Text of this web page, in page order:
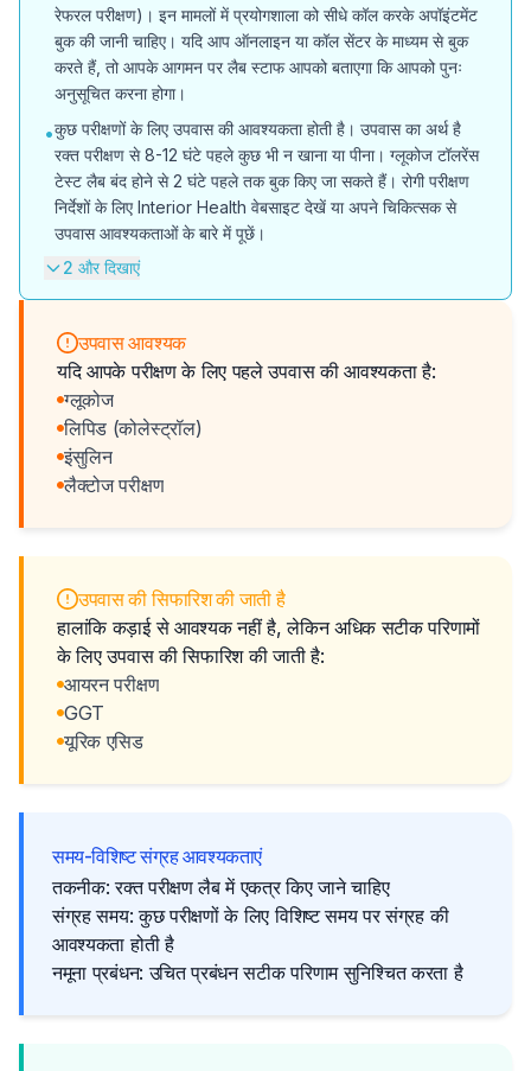
रेफरल परीक्षण)। इन मामलों में प्रयोगशाला को सीधे कॉल करके अपॉइंटमेंट
बुक की जानी चाहिए। यदि आप ऑनलाइन या कॉल सेंटर के माध्यम से बुक
करते हैं, तो आपके आगमन पर लैब स्टाफ आपको बताएगा कि आपको पुनः
अनुसूचित करना होगा।
•कुछ परीक्षणों के लिए उपवास की आवश्यकता होती है। उपवास का अर्थ है
रक्त परीक्षण से 8-12 घंटे पहले कुछ भी न खाना या पीना। ग्लूकोज टॉलरेंस
टेस्ट लैब बंद होने से 2 घंटे पहले तक बुक किए जा सकते हैं। रोगी परीक्षण
निर्देशों के लिए Interior Health वेबसाइट देखें या अपने चिकित्सक से
उपवास आवश्यकताओं के बारे में पूछें।
2 और दिखाएं
उपवास आवश्यक
यदि आपके परीक्षण के लिए पहले उपवास की आवश्यकता है:
ग्लूकोज
लिपिड (कोलेस्ट्रॉल)
इंसुलिन
लैक्टोज परीक्षण
उपवास की सिफारिश की जाती है
हालांकि कड़ाई से आवश्यक नहीं है, लेकिन अधिक सटीक परिणामों
के लिए उपवास की सिफारिश की जाती है:
आयरन परीक्षण
GGT
यूरिक एसिड
समय-विशिष्ट संग्रह आवश्यकताएं
तकनीक: रक्त परीक्षण लैब में एकत्र किए जाने चाहिए
संग्रह समय: कुछ परीक्षणों के लिए विशिष्ट समय पर संग्रह की
आवश्यकता होती है
नमूना प्रबंधन: उचित प्रबंधन सटीक परिणाम सुनिश्चित करता है